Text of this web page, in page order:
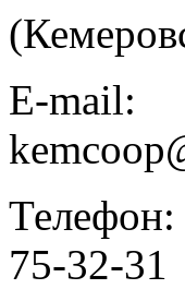
E-mail:
75-32-31